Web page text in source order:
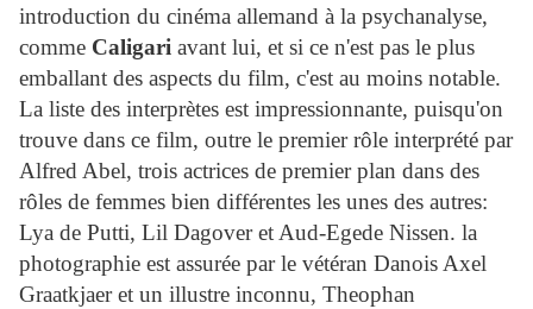
introduction du cinéma allemand à la psychanalyse,
comme Caligari avant lui, et si ce n'est pas le plus
emballant des aspects du film, c'est au moins notable.
La liste des interprètes est impressionnante, puisqu'on
trouve dans ce film, outre le premier rôle interprété par
Alfred Abel, trois actrices de premier plan dans des
rôles de femmes bien différentes les unes des autres:
Lya de Putti, Lil Dagover et Aud-Egede Nissen. la
photographie est assurée par le vétéran Danois Axel
Graatkjaer et un illustre inconnu, Theophan